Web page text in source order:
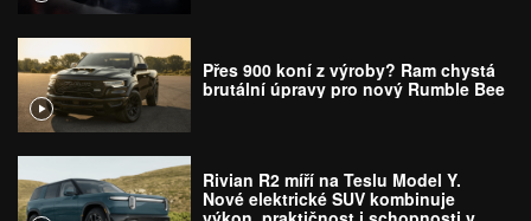
Přes 900 koní z výroby? Ram chystá
brutální úpravy pro nový Rumble Bee
Rivian R2 míří na Teslu Model Y.
Nové elektrické SUV kombinuje